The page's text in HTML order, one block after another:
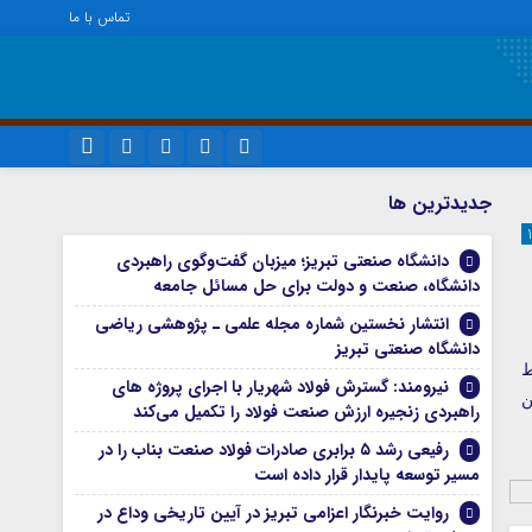
تماس با ما
سروش
آپارات
واتساپ
رمز عبور
مرا به خاطر بسپار
اقتصاد
سیاسی
فرهنگ
جديدترين ها
دانشگاه صنعتی تبریز؛ میزبان گفت‌وگوی راهبردی
دانشگاه، صنعت و دولت برای حل مسائل جامعه
انتشار نخستین شماره مجله علمی ـ پژوهشی ریاضی
دانشگاه صنعتی تبریز
نیرومند: گسترش فولاد شهریار با اجرای پروژه های
راهبردی زنجیره ارزش صنعت فولاد را تکمیل می‌کند
رفیعی رشد ۵ برابری صادرات فولاد صنعت بناب را در
مسیر توسعه پایدار قرار داده است
روایت خبرنگار اعزامی تبریز در آیین تاریخی وداع در